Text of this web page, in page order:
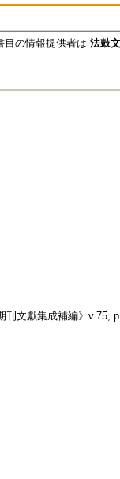
目の情報提供者は 法鼓
文獻集成補編》v.75,